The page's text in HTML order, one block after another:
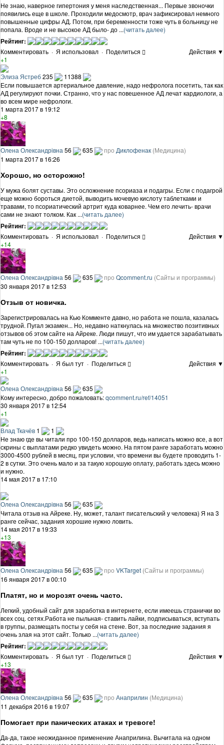
Не знаю, наверное гипертония у меня наследственная... Первые звоночки
появились еще в школе. Проходили медосмотр, врач зафиксировал немного
повышенные цифры АД. Потом, при беременности тоже чуть в больницу не
попала. Вроде и не высокое АД было- до ...(читать далее)
Рейтинг:
Комментировать · Я использовал · Поделиться
Действия ▼
+1
Элиза Ястреб235
11388
Если повышается артериальное давление, надо нефролога посетить, так как
АД регулируют почки. Странно, что у нас повешенное АД лечат кардиологи, а
во всем мире нефрологи.
1 марта 2017 в 19:12
+8
Олена Олександрівна56 635 про Диклофенак (Медицина)
1 марта 2017 в 16:26
Хорошо, но осторожно!
У мужа болят суставы. Это осложнение псориаза и подагры. Если с подагрой
еще можно бороться диетой, выводить мочевую кислоту таблетками и
травами, то псориатический артрит куда коварнее. Чем его лечить- врачи
сами не знают толком. Как ...(читать далее)
Рейтинг:
Комментировать · Я использовал · Поделиться
Действия ▼
+14
Олена Олександрівна 56 635 про Qcomment.ru (Сайты и программы)
30 января 2017 в 12:53
Отзыв от новичка.
Зарегистрировалась на Кью Комменте давно, но работа не пошла, казалась
трудной. Пугал экзамен... Но, недавно наткнулась на множество позитивных
отзывов об этом сайте на Айреке. Люди пишут, что им удается зарабатывать
там чуть не по 100-150 долларов! ...(читать далее)
Рейтинг:
Комментировать · Я был тут · Поделиться
Действия ▼
+1
Олена Олександрівна 56
635
Кому интересно, добро пожаловать:qcomment.ru/ref/14051
30 января 2017 в 12:54
+1
Влад Ткачёв 1
1
Не знаю где вы читали про 100-150 долларов, ведь написать можно все, а вот
скрины с выплатами редко увидеть можно. На пятом ранге заработать можно
3000-4500 рублей в месяц, при условии, что времени вы будете проводить 1-
2 в сутки. Это очень мало и за такую хорошую оплату, работать здесь можно
и нужно.
14 мая 2017 в 17:10
Олена Олександрівна 56
635
Читала отзыв на Айреке. Ну, может, талант писательский у человека) Я на 3
ранге сейчас, задания хорошие нужно ловить.
14 мая 2017 в 19:33
+13
Олена Олександрівна 56 635 про VKTarget (Сайты и программы)
16 января 2017 в 00:10
Платят, но и морозят очень часто.
Легкий, удобный сайт для заработка в интернете, если имеешь странички во
всех соц. сетях.Работа не пыльная- ставить лайки, подписываться, вступать
в группы, размещать посты у себя на стене. Вот, за последние задания я
очень злая на этот сайт. Только ...(читать далее)
Рейтинг:
Комментировать · Я был тут · Поделиться
Действия ▼
+13
Олена Олександрівна 56 635 про Анаприлин (Медицина)
11 декабря 2016 в 19:07
Помогает при панических атаках и тревоге!
Да-да, такое неожиданное применение Анаприлина. Вычитала на одном